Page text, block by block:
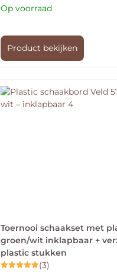
Op voorraad
Product bekijken
Toernooi schaakset met
groen/wit inklapbaar +
plastic stukken
(3)